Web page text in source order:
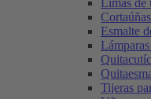
Limas de
Cortaúñas
Esmalte
Tijeras